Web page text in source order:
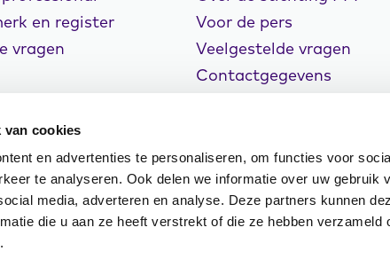
van cookies
en advertenties te personaliseren, om functies voor
te analyseren. Ook delen we informatie over uw gebruik
media, adverteren en analyse. Deze partners kunnen
die u aan ze heeft verstrekt of die ze hebben verzameld
en register
vragen
Voor de pers
Veelgestelde vragen
Contactgegevens
Cookiebeleid
Klachtenregeling